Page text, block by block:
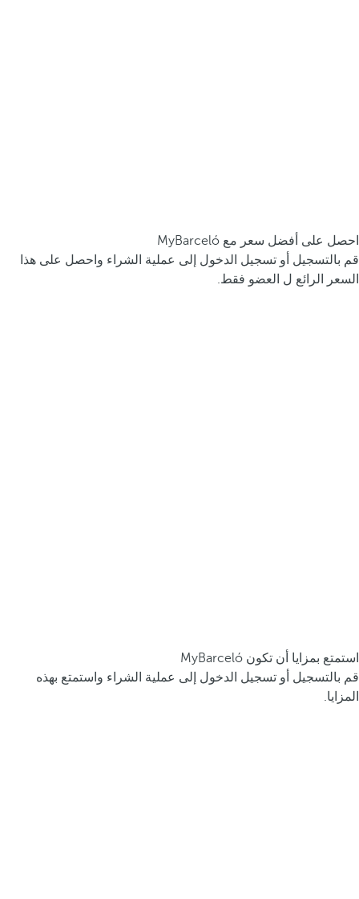
احصل على أفضل سعر مع MyBarceló
قم بالتسجيل أو تسجيل الدخول إلى عملية الشراء واحصل على هذا
السعر الرائع ل العضو فقط.
استمتع بمزايا أن تكون MyBarceló
قم بالتسجيل أو تسجيل الدخول إلى عملية الشراء واستمتع بهذه
المزايا.